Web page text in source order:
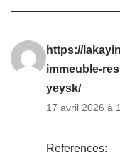
https://
immeuble-
yeysk/
17 avril 2026 à
References: